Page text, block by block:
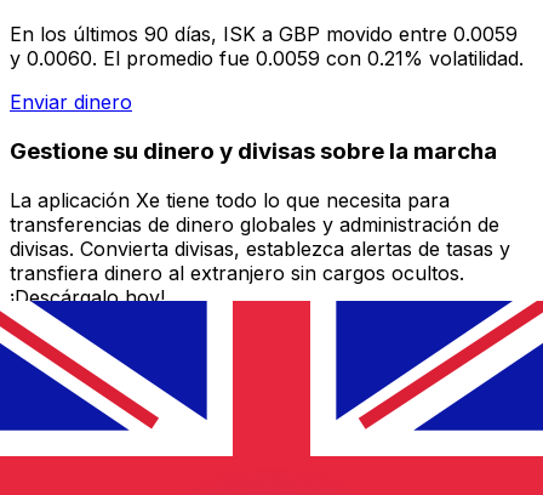
En los últimos 90 días, ISK a GBP movido entre 0.0059
y 0.0060. El promedio fue 0.0059 con 0.21% volatilidad.
Enviar dinero
Gestione su dinero y divisas sobre la marcha
La aplicación Xe tiene todo lo que necesita para
transferencias de dinero globales y administración de
divisas. Convierta divisas, establezca alertas de tasas y
transfiera dinero al extranjero sin cargos ocultos.
¡Descárgalo hoy!